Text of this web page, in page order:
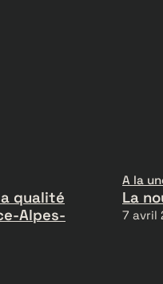
qualité
Alpes-
A la
La
7 avril